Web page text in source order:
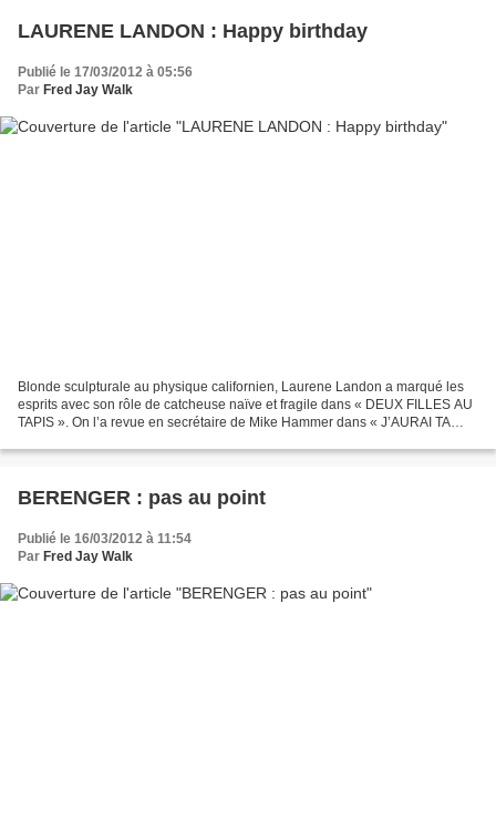
LAURENE LANDON : Happy birthday
Publié le 17/03/2012 à 05:56
Par Fred Jay Walk
Blonde sculpturale au physique californien, Laurene Landon a marqué les
esprits avec son rôle de catcheuse naïve et fragile dans « DEUX FILLES AU
TAPIS ». On l’a revue en secrétaire de Mike Hammer dans « J’AURAI TA
BERENGER : pas au point
Publié le 16/03/2012 à 11:54
Par Fred Jay Walk